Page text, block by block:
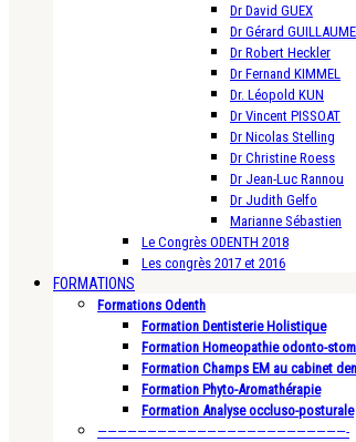
Dr David GUEX
Dr Gérard GUILLAUME
Dr Robert Heckler
Dr Fernand KIMMEL
Dr. Léopold KUN
Dr Vincent PISSOAT
Dr Nicolas Stelling
Dr Christine Roess
Dr Jean-Luc Rannou
Dr Judith Gelfo
Marianne Sébastien
Le Congrès ODENTH 2018
Les congrès 2017 et 2016
FORMATIONS
Formations Odenth
Formation Dentisterie Holistique
Formation Homeopathie odonto-
Formation Champs EM au cabinet
Formation Phyto-Aromathérapie
Formation Analyse occluso-posturale
—————————————————————————-